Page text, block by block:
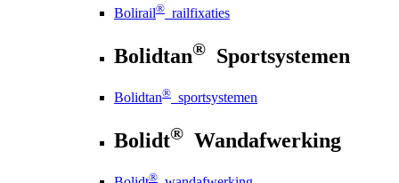
Bolirail® railfixaties
Bolidtan® Sportsystemen
Bolidtan® sportsystemen
Bolidt® Wandafwerking
®